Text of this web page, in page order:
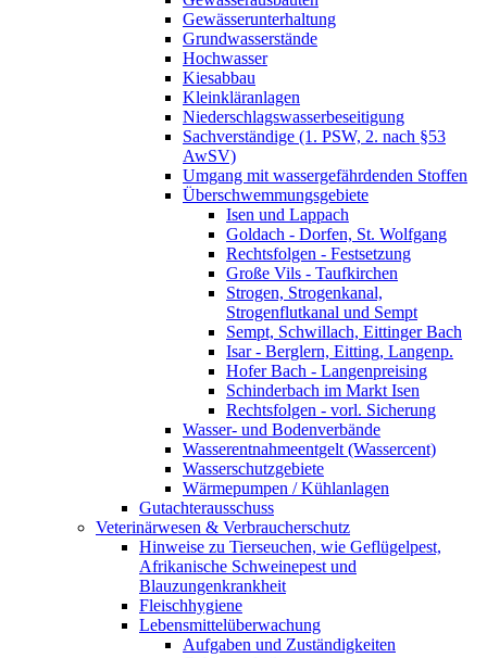
Gewässerunterhaltung
Grundwasserstände
Hochwasser
Kiesabbau
Kleinkläranlagen
Niederschlagswasserbeseitigung
Sachverständige (1. PSW, 2. nach §53
AwSV)
Umgang mit wassergefährdenden Stoffen
Überschwemmungsgebiete
Isen und Lappach
Goldach - Dorfen, St. Wolfgang
Rechtsfolgen - Festsetzung
Große Vils - Taufkirchen
Strogen, Strogenkanal,
Strogenflutkanal und Sempt
Sempt, Schwillach, Eittinger Bach
Isar - Berglern, Eitting, Langenp.
Hofer Bach - Langenpreising
Schinderbach im Markt Isen
Rechtsfolgen - vorl. Sicherung
Wasser- und Bodenverbände
Wasserentnahmeentgelt (Wassercent)
Wasserschutzgebiete
Wärmepumpen / Kühlanlagen
Gutachterausschuss
Veterinärwesen & Verbraucherschutz
Hinweise zu Tierseuchen, wie Geflügelpest,
Afrikanische Schweinepest und
Blauzungenkrankheit
Fleischhygiene
Lebensmittelüberwachung
Aufgaben und Zuständigkeiten